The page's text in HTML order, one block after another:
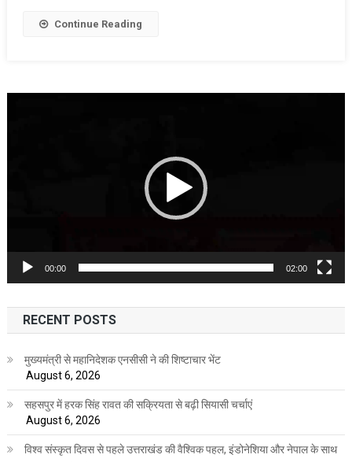
Continue Reading
00:00 02:00
RECENT POSTS
मुख्यमंत्री से महानिदेशक एनसीसी ने की शिष्टाचार भेंट
August 6, 2026
सहसपुर में हरक सिंह रावत की सक्रियता से बढ़ी सियासी चर्चाएं
August 6, 2026
विश्व संस्कृत दिवस से पहले उत्तराखंड की वैश्विक पहल, इंडोनेशिया और नेपाल के साथ